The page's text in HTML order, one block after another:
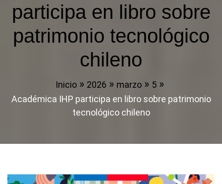
participa en libro sobre
patrimonio tecnológico
chileno
Inicio 2026 marzo
5
Académica IHP participa en libro sobre patrimonio
tecnológico chileno